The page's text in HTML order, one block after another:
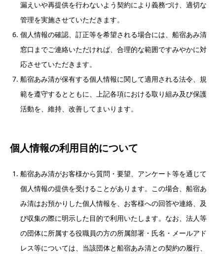
漏えいや再提供を行わないよう契約により義務づけ、適切な
管理を実施させていただきます。
個人情報の確認、訂正等を希望される場合には、船宿あみ清
窓口までご連絡いただければ、合理的な範囲ですみやかに対
応させていただきます。
船宿あみ清が保有する個人情報に関して適用される法令、規
範を遵守するとともに、上記各項における取り組み及び保護
活動を、維持、改善してまいります。
個人情報の利用目的について
船宿あみ清がお客様から質問・要望、アンケート等を通じて
個人情報の提供を受けることがあります。この場合、船宿あ
み清はお預かりした個人情報を、お客様への回答や連絡、及
び収集の際に明示した目的で利用いたします。なお、法人等
の団体に所属する役職員の方の所属部署・氏名・メールアド
レス等については、当該団体と船宿あみ清との契約の履行、